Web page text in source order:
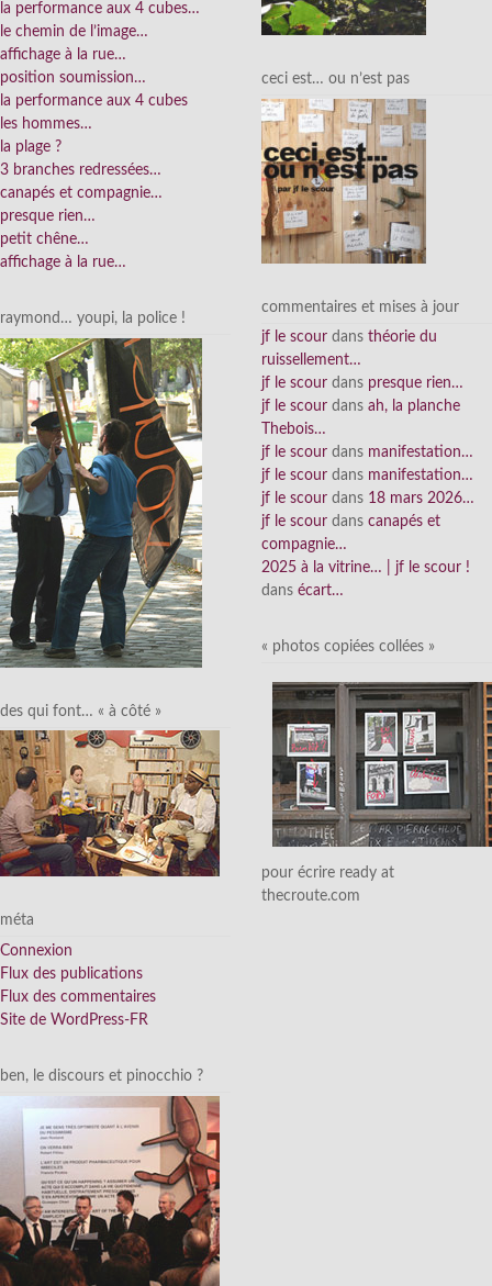
la performance aux 4 cubes…
le chemin de l’image…
affichage à la rue…
position soumission…
la performance aux 4 cubes
les hommes…
la plage ?
3 branches redressées…
canapés et compagnie…
presque rien…
petit chêne…
affichage à la rue…
raymond… youpi, la police !
des qui font… « à côté »
méta
Connexion
Flux des publications
Flux des commentaires
Site de WordPress-FR
ben, le discours et pinocchio ?
ceci est… ou n’est pas
commentaires et mises à jour
jf le scour dans théorie du
ruissellement…
jf le scour dans presque rien…
jf le scour dans ah, la planche
Thebois…
jf le scour dans manifestation…
jf le scour dans manifestation…
jf le scour dans 18 mars 2026…
jf le scour dans canapés et
compagnie…
2025 à la vitrine… | jf le scour !
dans écart…
« photos copiées collées »
pour écrire ready at
thecroute.com